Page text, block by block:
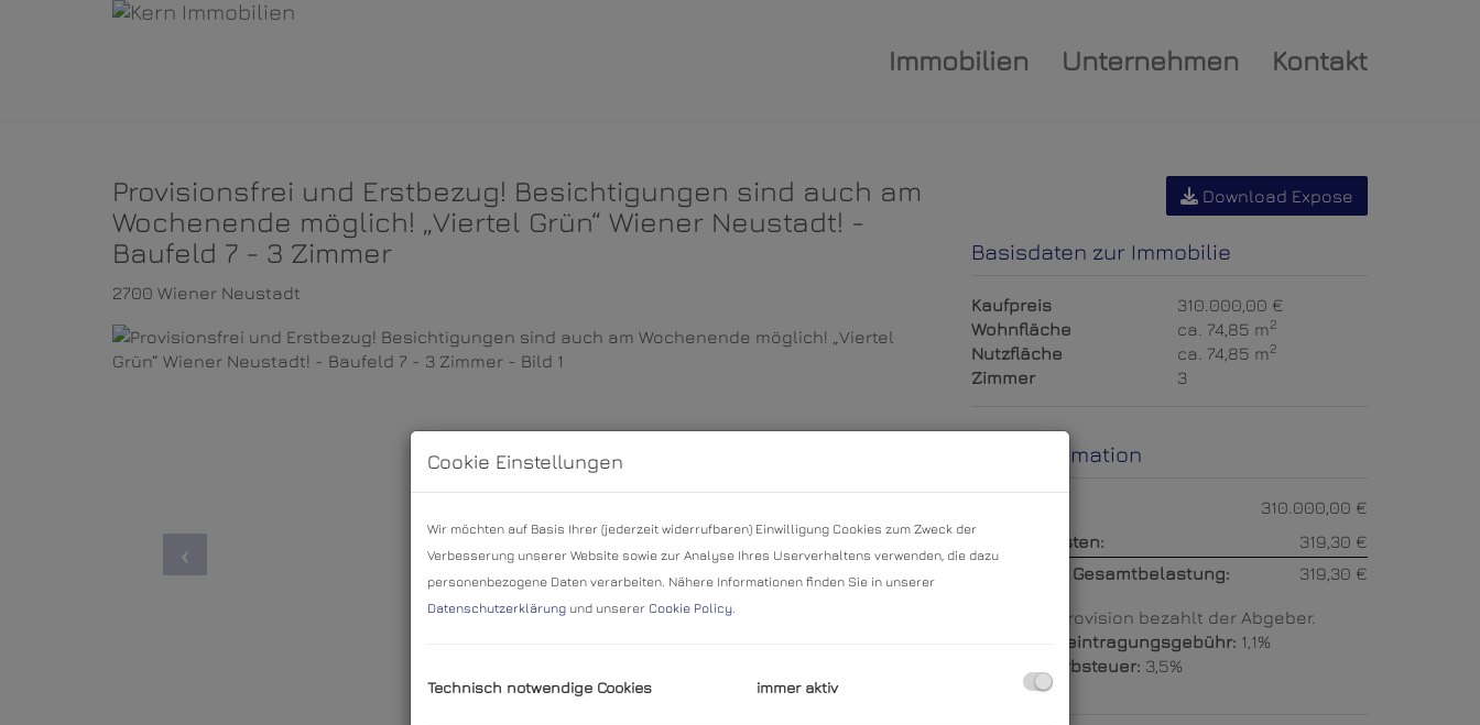
Immobilien Unternehmen Kontakt
Provisionsfrei und Erstbezug! Besichtigungen sind auch am
Wochenende möglich! „Viertel Grün“ Wiener Neustadt! -
Baufeld 7 - 3 Zimmer
2700 Wiener Neustadt
Download Expose
Basisdaten zur Immobilie
Kaufpreis
310.000,00 €
Wohnfläche
ca. 74,85 m2
Nutzfläche ca. 74,85 m2
Zimmer 3
Preisinformation
310.000,00 €
Betriebskosten:
319,30 €
monatliche Gesamtbelastung:
319,30 €
Provision bezahlt der Abgeber.
Grundbucheintragungsgebühr: 1,1%
Grunderwerbsteuer: 3,5%
Cookie Einstellungen
Wir möchten auf Basis Ihrer (jederzeit widerrufbaren) Einwilligung Cookies zum Zweck der
Verbesserung unserer Website sowie zur Analyse Ihres Userverhaltens verwenden, die dazu
personenbezogene Daten verarbeiten. Nähere Informationen finden Sie in unserer
Datenschutzerklärung und unserer Cookie Policy
Technisch notwendige Cookies immer aktiv